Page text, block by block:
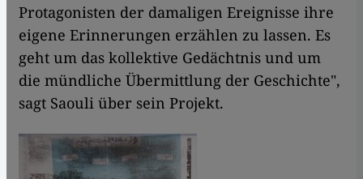
Protagonisten der damaligen Ereignisse ihre
eigene Erinnerungen erzählen zu lassen. Es
geht um das kollektive Gedächtnis und um
die mündliche Übermittlung der Geschichte",
sagt Saouli über sein Projekt.